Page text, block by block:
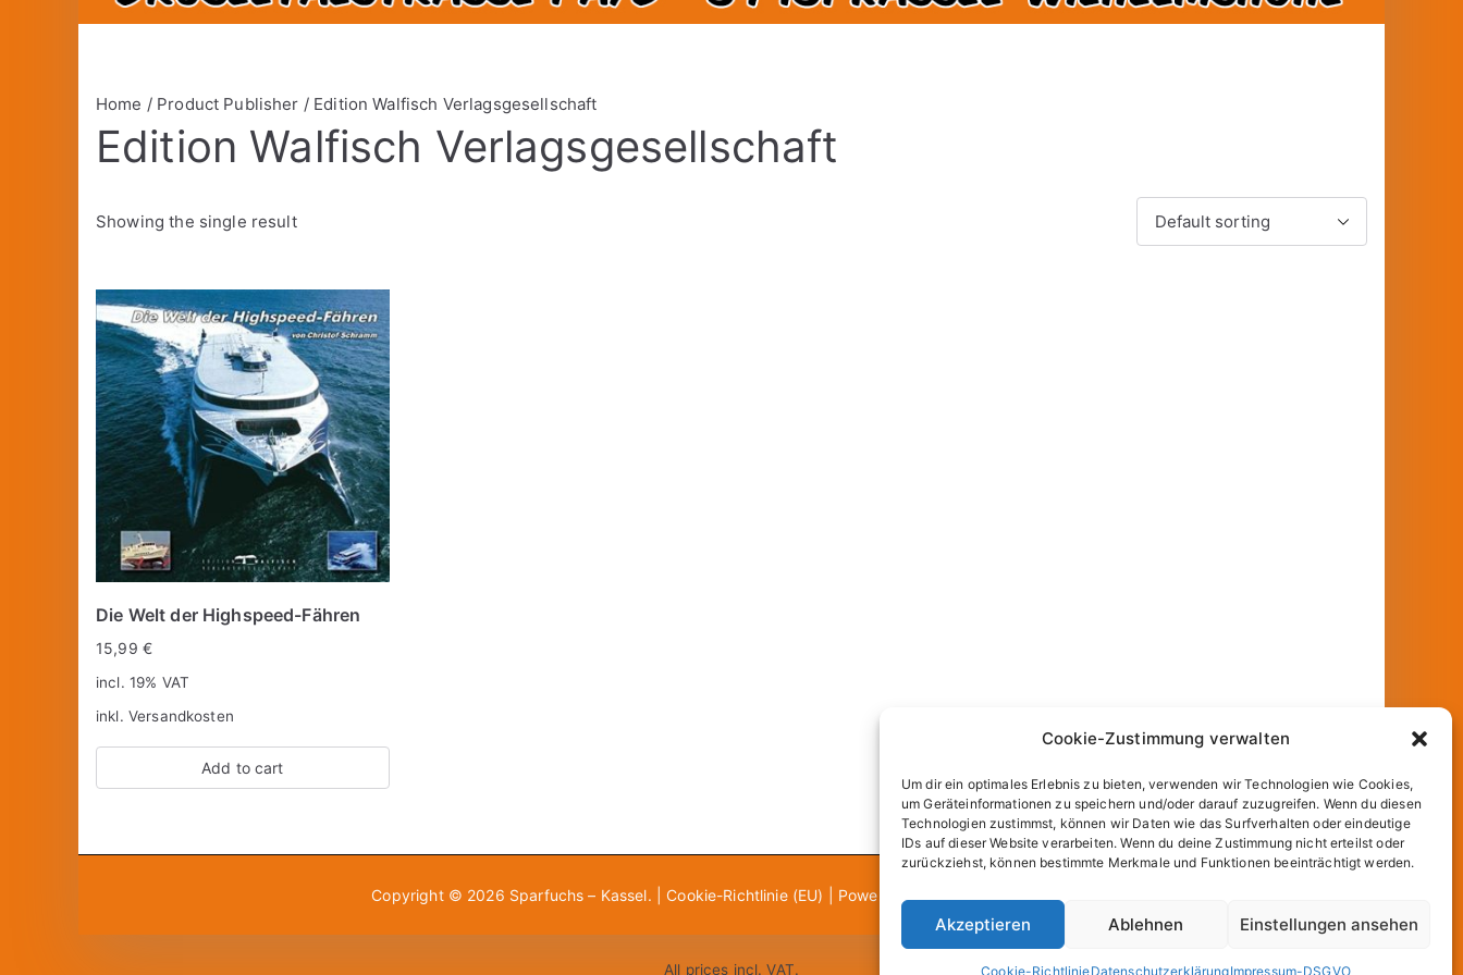
Cookie-Zustimmung verwalten
Um dir ein optimales Erlebnis zu bieten, verwenden wir Technologien wie Cookies,
um Geräteinformationen zu speichern und/oder darauf zuzugreifen. Wenn du diesen
Technologien zustimmst, können wir Daten wie das Surfverhalten oder eindeutige
IDs auf dieser Website verarbeiten. Wenn du deine Zustimmung nicht erteilst oder
zurückziehst, können bestimmte Merkmale und Funktionen beeinträchtigt werden.
Akzeptieren Ablehnen Einstellungen ansehen
Cookie-RichtlinieDatenschutzerklärungImpressum-DSGVO
Home / Product Publisher / Edition Walfisch Verlagsgesellschaft
Edition Walfisch Verlagsgesellschaft
Showing the single result
Die Welt der Highspeed-Fähren
15,99 €
incl. 19% VAT
inkl. Versandkosten
Add to cart
Copyright © 2026 Sparfuchs – Kassel. |Cookie-Richtlinie (EU) | Powered by
All prices incl. VAT.